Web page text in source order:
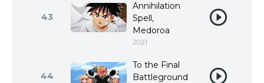
43
Annihilation
Spell,
Medoroa
2021
44
To the Final
Battleground